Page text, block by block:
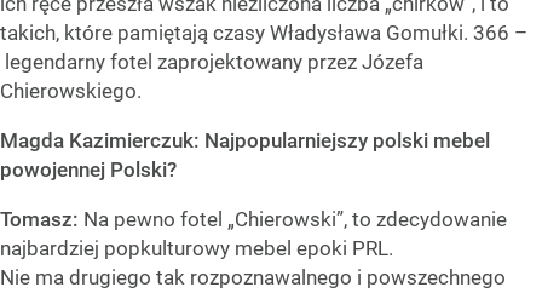
takich, które pamiętają czasy Władysława Gomułki. 366 –
legendarny fotel zaprojektowany przez Józefa
Chierowskiego.
Magda Kazimierczuk: Najpopularniejszy polski mebel
powojennej Polski?
Tomasz: Na pewno fotel „Chierowski”, to zdecydowanie
najbardziej popkulturowy mebel epoki PRL.
Nie ma drugiego tak rozpoznawalnego i powszechnego